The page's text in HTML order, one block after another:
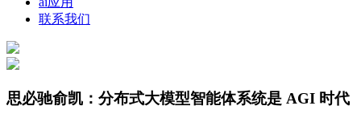
联系我们
思必驰俞凯：分布式大模型智能体系统是 AGI 时代